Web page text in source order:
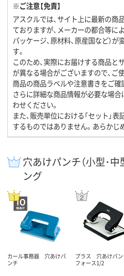
※ご注意【免責】
アスクルでは、サイト上に最新の商
ておりますが、メーカーの都合等によ
パッケージ、原材料、原産国など）
す。
このため、実際にお届けする商品と
が異なる場合がございますので、ご
商品の商品ラベルや注意書きをご確
さらに詳細な商品情報が必要な場合
わせください。
また、販売単位における「セット」
するものではありません。あらかじ
穴あけパンチ（小型･中
ング
カール事務器 穴あけパ
ンチ
プラス 穴あけパ
フォース1/2